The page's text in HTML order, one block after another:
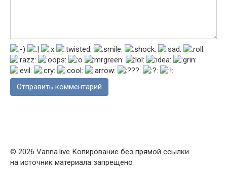
© 2026 Vanna.live Копирование без прямой ссылки
на источник материала запрещено